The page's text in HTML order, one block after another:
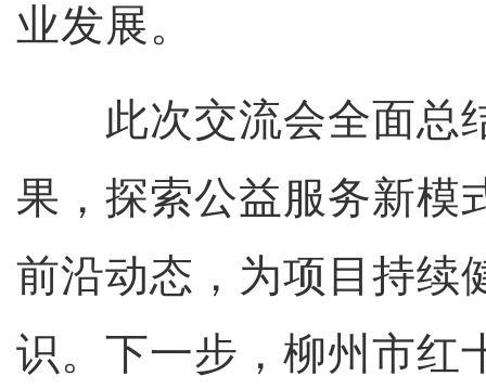
业发展。
此次交流会全面总
果，探索公益服务新模
前沿动态，为项目持续
识。下一步，柳州市红